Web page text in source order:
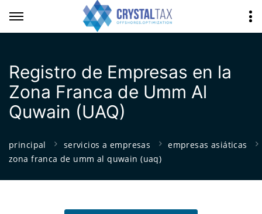
Registro de Empresas en la
Zona Franca de Umm Al
Quwain (UAQ)
principal servicios a empresas
empresas asiáticas
zona franca de umm al quwain (uaq)